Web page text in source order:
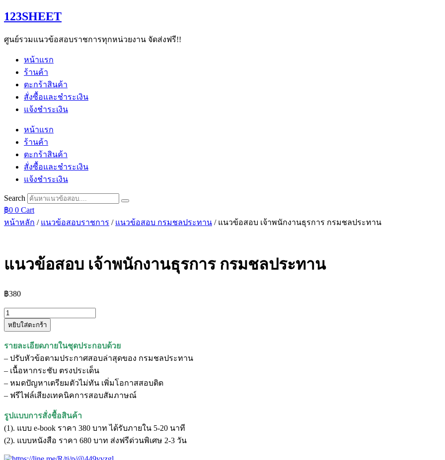
Skip
to
123SHEET
ศูนย์รวมแนวข้อสอบราชการทุกหน่วยงาน จัดส่งฟรี!!
หน้าแรก
ร้านค้า
ตะกร้าสินค้า
สั่งซื้อและชำระเงิน
แจ้งชำระเงิน
หน้าแรก
ร้านค้า
ตะกร้าสินค้า
สั่งซื้อและชำระเงิน
แจ้งชำระเงิน
Search
฿0 0 Cart
หน้าหลัก / แนวข้อสอบราชการ / แนวข้อสอบ กรมชลประทาน / แนวข้อสอบ เจ้าพนักงานธุรการ กรมชลประทาน
แนวข้อสอบ เจ้าพนักงานธุรการ กรมชลประทาน
฿380
จำนวน
แนว
เจ้า
พนักงาน
ธุรการ
กรมชลประทาน
ชิ้น
หยิบใส่ตะกร้า
รายละเอียดภายในชุดประกอบด้วย
– ปรับหัวข้อตามประกาศสอบล่าสุดของ กรมชลประทาน
– เนื้อหากระชับ ตรงประเด็น
– หมดปัญหาเตรียมตัวไม่ทัน เพิ่มโอกาสสอบติด
– ฟรีไฟล์เสียงเทคนิคการสอบสัมภาษณ์
รูปแบบการสั่งชื้อสินค้า
(1). แบบ e-book ราคา 380 บาท ได้รับภายใน 5-20 นาที
(2). แบบหนังสือ ราคา 680 บาท ส่งฟรีด่วนพิเศษ 2-3 วัน